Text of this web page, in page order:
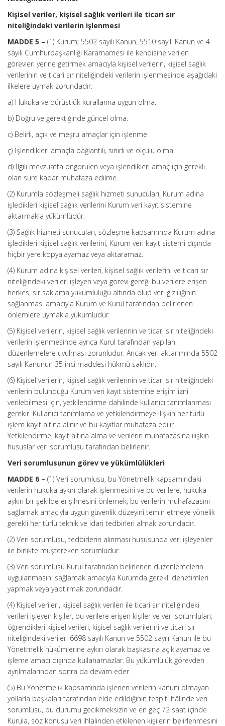
Kişisel veriler, kişisel sağlık verileri ile ticari sır
niteliğindeki verilerin işlenmesi
MADDE 5 – (1) Kurum; 5502 sayılı Kanun, 5510 sayılı Kanun ve 4
sayılı Cumhurbaşkanlığı Kararnamesi ile kendisine verilen
görevleri yerine getirmek amacıyla kişisel verilerin, kişisel sağlık
verilerinin ve ticari sır niteliğindeki verilerin işlenmesinde aşağıdaki
ilkelere uymak zorundadır:
a) Hukuka ve dürüstlük kurallarına uygun olma.
b) Doğru ve gerektiğinde güncel olma.
c) Belirli, açık ve meşru amaçlar için işlenme.
ç) İşlendikleri amaçla bağlantılı, sınırlı ve ölçülü olma.
d) İlgili mevzuatta öngörülen veya işlendikleri amaç için gerekli
olan süre kadar muhafaza edilme.
(2) Kurumla sözleşmeli sağlık hizmeti sunucuları, Kurum adına
işledikleri kişisel sağlık verilerini Kurum veri kayıt sistemine
aktarmakla yükümlüdür.
(3) Sağlık hizmeti sunucuları, sözleşme kapsamında Kurum adına
işledikleri kişisel sağlık verilerini, Kurum veri kayıt sistemi dışında
hiçbir yere kopyalayamaz veya aktaramaz.
(4) Kurum adına kişisel verileri, kişisel sağlık verilerini ve ticari sır
niteliğindeki verileri işleyen veya görevi gereği bu verilere erişen
herkes, sır saklama yükümlülüğü altında olup veri gizliliğinin
sağlanması amacıyla Kurum ve Kurul tarafından belirlenen
önlemlere uymakla yükümlüdür.
(5) Kişisel verilerin, kişisel sağlık verilerinin ve ticari sır niteliğindeki
verilerin işlenmesinde ayrıca Kurul tarafından yapılan
düzenlemelere uyulması zorunludur. Ancak veri aktarımında 5502
sayılı Kanunun 35 inci maddesi hükmü saklıdır.
(6) Kişisel verilerin, kişisel sağlık verilerinin ve ticari sır niteliğindeki
verilerin bulunduğu Kurum veri kayıt sistemine erişim izni
verilebilmesi için, yetkilendirme dahilinde kullanıcı tanımlanması
gerekir. Kullanıcı tanımlama ve yetkilendirmeye ilişkin her türlü
işlem kayıt altına alınır ve bu kayıtlar muhafaza edilir.
Yetkilendirme, kayıt altına alma ve verilerin muhafazasına ilişkin
hususlar veri sorumlusu tarafından belirlenir.
Veri sorumlusunun görev ve yükümlülükleri
MADDE 6 – (1) Veri sorumlusu, bu Yönetmelik kapsamındaki
verilerin hukuka aykırı olarak işlenmesini ve bu verilere, hukuka
aykırı bir şekilde erişilmesini önlemek, bu verilerin muhafazasını
sağlamak amacıyla uygun güvenlik düzeyini temin etmeye yönelik
gerekli her türlü teknik ve idari tedbirleri almak zorundadır.
(2) Veri sorumlusu, tedbirlerin alınması hususunda veri işleyenler
ile birlikte müştereken sorumludur.
(3) Veri sorumlusu Kurul tarafından belirlenen düzenlemelerin
uygulanmasını sağlamak amacıyla Kurumda gerekli denetimleri
yapmak veya yaptırmak zorundadır.
(4) Kişisel verileri, kişisel sağlık verileri ile ticari sır niteliğindeki
verileri işleyen kişiler, bu verilere erişen kişiler ve veri sorumluları;
öğrendikleri kişisel verileri, kişisel sağlık verilerini ve ticari sır
niteliğindeki verileri 6698 sayılı Kanun ve 5502 sayılı Kanun ile bu
Yönetmelik hükümlerine aykırı olarak başkasına açıklayamaz ve
işleme amacı dışında kullanamazlar. Bu yükümlülük görevden
ayrılmalarından sonra da devam eder.
(5) Bu Yönetmelik kapsamında işlenen verilerin kanuni olmayan
yollarla başkaları tarafından elde edildiğinin tespiti hâlinde veri
sorumlusu, bu durumu gecikmeksizin ve en geç 72 saat içinde
Kurula, söz konusu veri ihlalinden etkilenen kişilerin belirlenmesini